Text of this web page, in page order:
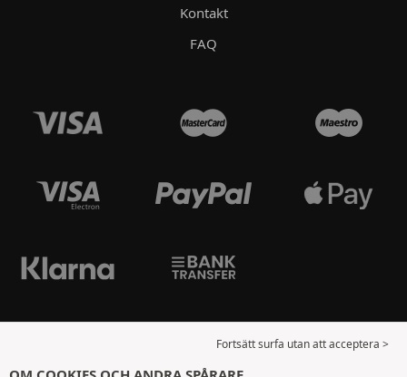
Kontakt
FAQ
Fortsätt surfa utan att acceptera >